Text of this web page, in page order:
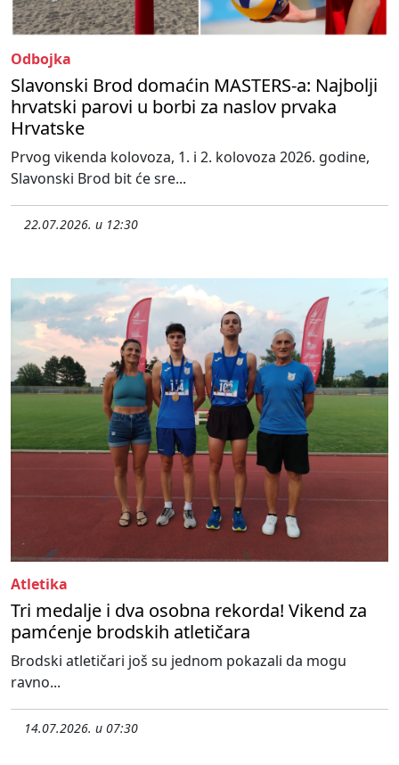
Odbojka
Slavonski Brod domaćin MASTERS-a: Najbolji
hrvatski parovi u borbi za naslov prvaka
Hrvatske
Prvog vikenda kolovoza, 1. i 2. kolovoza 2026. godine,
Slavonski Brod bit će sre...
22.07.2026. u 12:30
Atletika
Tri medalje i dva osobna rekorda! Vikend za
pamćenje brodskih atletičara
Brodski atletičari još su jednom pokazali da mogu
ravno...
14.07.2026. u 07:30